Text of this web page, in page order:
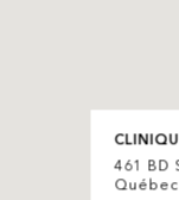
461 BD
Québec